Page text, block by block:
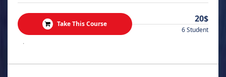
Take This Course 20$
6 Student
.